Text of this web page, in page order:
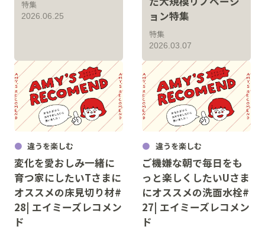
2026.06.25
特集
ョン特集
2026.03.07
特集
違うを楽しむ
変化を愛おしみ一緒に
育つ家にしたいTさまに
オススメの床見切り材#
28| エイミーズレコメン
ド
違うを楽しむ
ご機嫌な朝で毎日をも
っと楽しくしたいUさま
にオススメの洗面水栓#
27| エイミーズレコメン
ド